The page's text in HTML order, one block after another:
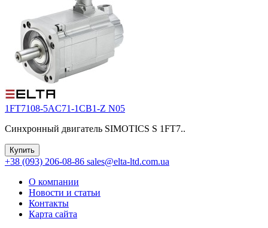
1FT7108-5AC71-1CB1-Z N05
Синхронный двигатель SIMOTICS S 1FT7..
Купить
+38 (093) 206-08-86 sales@elta-ltd.com.ua
О компании
Новости и статьи
Контакты
Карта сайта